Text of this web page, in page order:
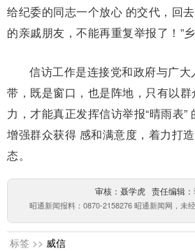
给纪委的同志一个放心 的交代，回
的亲戚朋友，不能再重复举报了！”
信访工作是连接党和政府与广大
带，既是窗口，也是阵地，只有以
力，才能真正发挥信访举报“晴雨表”
增强群众获得 感和满意度，着力打
态。
审核：聂学虎 责任编辑：
昭通新闻报料：0870-2158276 昭通新闻网，未
标签 >> 威信